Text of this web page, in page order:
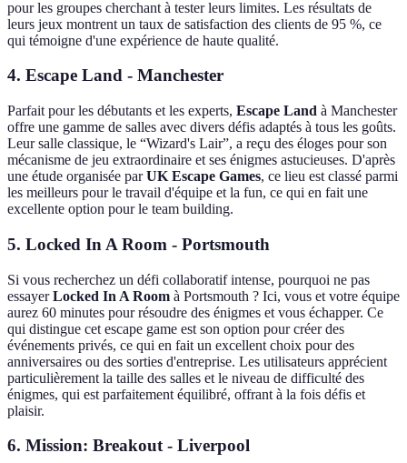
pour les groupes cherchant à tester leurs limites. Les résultats de
leurs jeux montrent un taux de satisfaction des clients de 95 %, ce
qui témoigne d'une expérience de haute qualité.
4. Escape Land - Manchester
Parfait pour les débutants et les experts, Escape Land à Manchester
offre une gamme de salles avec divers défis adaptés à tous les goûts.
Leur salle classique, le “Wizard's Lair”, a reçu des éloges pour son
mécanisme de jeu extraordinaire et ses énigmes astucieuses. D'après
une étude organisée parUK Escape Games, ce lieu est classé parmi
les meilleurs pour le travail d'équipe et la fun, ce qui en fait une
excellente option pour le team building.
5. Locked In A Room - Portsmouth
Si vous recherchez un défi collaboratif intense, pourquoi ne pas
essayerLocked In A Room à Portsmouth ? Ici, vous et votre équipe
aurez 60 minutes pour résoudre des énigmes et vous échapper. Ce
qui distingue cet escape game est son option pour créer des
événements privés, ce qui en fait un excellent choix pour des
anniversaires ou des sorties d'entreprise. Les utilisateurs apprécient
particulièrement la taille des salles et le niveau de difficulté des
énigmes, qui est parfaitement équilibré, offrant à la fois défis et
plaisir.
6. Mission: Breakout - Liverpool